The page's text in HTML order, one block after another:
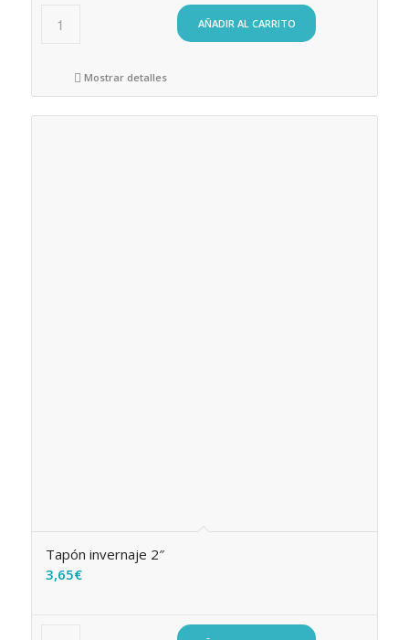
AÑADIR AL CARRITO
Mostrar detalles
Tapón invernaje 2″
3,65€